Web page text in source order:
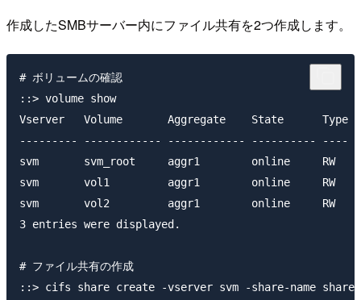
作成したSMBサーバー内にファイル共有を2つ作成します。
# ボリュームの確認
::> volume show
Vserver   Volume       Aggregate    State      Type
--------- ------------ ------------ ---------- ----
svm       svm_root     aggr1        online     RW
svm       vol1         aggr1        online     RW
svm       vol2         aggr1        online     RW
3 entries were displayed.
# ファイル共有の作成
::> cifs share create -vserver svm -share-name